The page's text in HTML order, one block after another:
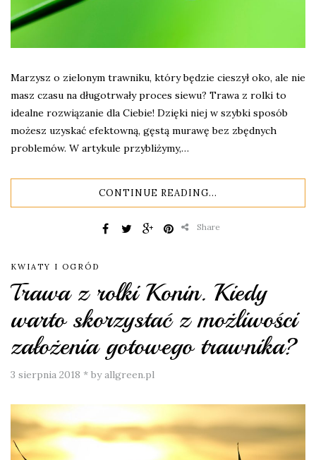
Marzysz o zielonym trawniku, który będzie cieszył oko, ale nie
masz czasu na długotrwały proces siewu? Trawa z rolki to
idealne rozwiązanie dla Ciebie! Dzięki niej w szybki sposób
możesz uzyskać efektowną, gęstą murawę bez zbędnych
problemów. W artykule przybliżymy,…
CONTINUE READING...
Share
KWIATY I OGRÓD
Trawa z rolki Konin. Kiedy
warto skorzystać z możliwości
założenia gotowego trawnika?
3 sierpnia 2018 * by allgreen.pl